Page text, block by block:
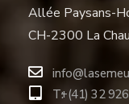
Allée Paysans-
CH-2300 La
T:+(41) 32